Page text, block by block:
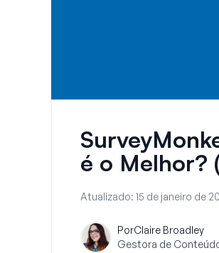
é o Melhor?
Atualizado: 15 de janeiro de
PorClaire Broadley
Gestora de